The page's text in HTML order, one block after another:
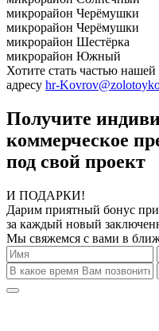
микрорайон Черёмушки
микрорайон Черёмушки
микрорайон Шестёрка
микрорайон Южный
Хотите стать частью
адресу hr-
Получите
коммерческое
под свой проект
И ПОДАРКИ!
Дарим приятный бонус при
за каждый новый
Мы свяжемся с вами в